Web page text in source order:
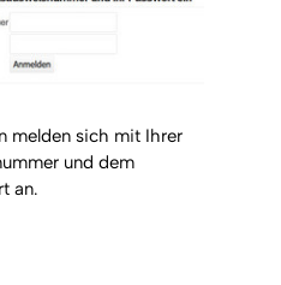
melden sich mit Ihrer
und dem
an.